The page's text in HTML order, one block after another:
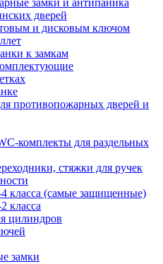
замки и антипаника
дверей
и дисковым ключом
к замкам
противопожарных дверей и
комплекты для раздельных
стяжки для ручек
класса (самые защищенные)
класса
цилиндров
замки